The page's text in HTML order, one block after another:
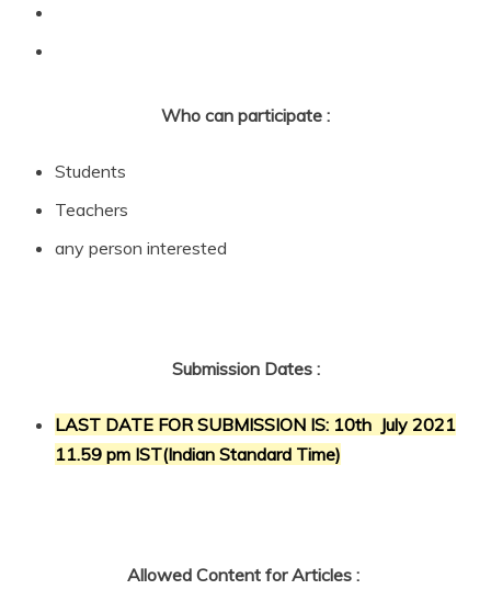
Who can participate :
Students
Teachers
any person interested
Submission Dates :
LAST DATE FOR SUBMISSION IS: 10th July 2021
11.59 pm IST(Indian Standard Time)
Allowed Content for Articles :